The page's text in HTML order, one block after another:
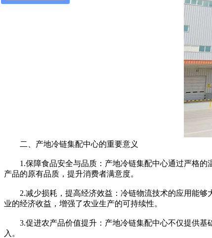
二、产地冷链集配中心的重要意义
1.保障食品安全与品质：产地冷链集配中心通过严格的
产品的原有品质，提升消费者满意度。
2.减少损耗，提高经济效益：冷链物流技术的应用能够
业的经济收益，增强了农业生产的可持续性。
3.促进农产品价值提升：产地冷链集配中心不仅提供基
入。